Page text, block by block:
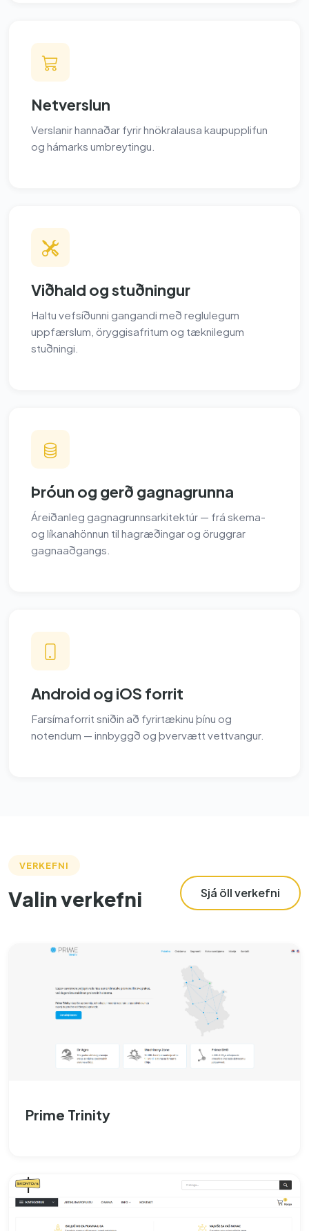
Netverslun
Verslanir hannaðar fyrir hnökralausa kaupupplifun
og hámarks umbreytingu.
Viðhald og stuðningur
Haltu vefsíðunni gangandi með reglulegum
uppfærslum, öryggisafritum og tæknilegum
stuðningi.
Þróun og gerð gagnagrunna
Áreiðanleg gagnagrunnsarkitektúr — frá skema-
og líkanahönnun til hagræðingar og öruggrar
gagnaaðgangs.
Android og iOS forrit
Farsímaforrit sniðin að fyrirtækinu þínu og
notendum — innbyggð og þvervætt vettvangur.
VERKEFNI
Valin verkefni Sjá öll verkefni
Prime Trinity